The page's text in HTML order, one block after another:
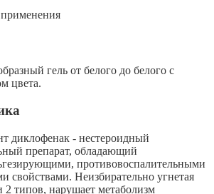
гель от белого до белого с
цвета.
диклофенак - нестероидный
препарат, обладающий
противовоспалительными
Неизбирательно угнетая
2 типов, нарушает метаболизм